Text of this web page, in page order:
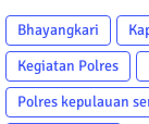
Bhayangkari
Kegiatan Polres
Polres kepulauan